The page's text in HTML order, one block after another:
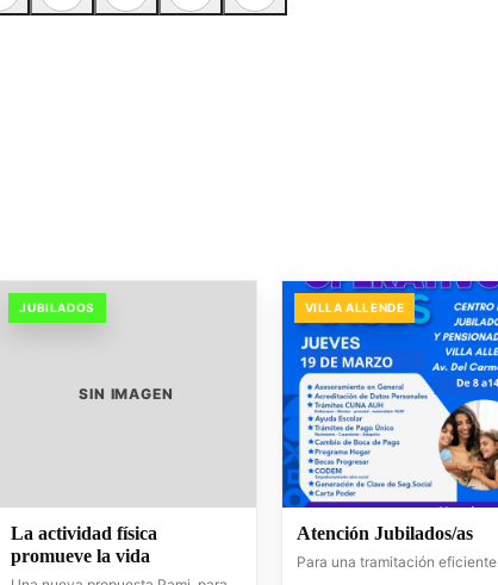
JUBILADOS
SIN IMAGEN
La actividad física
promueve la vida
VILLA ALLENDE
Atención Jubilados/as
Para una tramitación